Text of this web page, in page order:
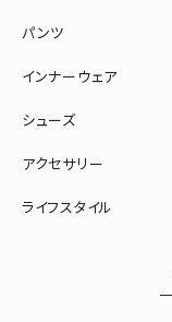
パンツ
インナーウェア
シューズ
アクセサリー
ライフスタイル